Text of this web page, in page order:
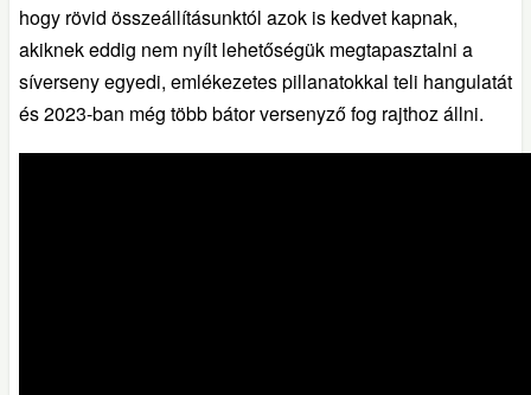
hogy rövid összeállításunktól azok is kedvet kapnak,
akiknek eddig nem nyílt lehetőségük megtapasztalni a
síverseny egyedi, emlékezetes pillanatokkal teli hangulatát
és 2023-ban még több bátor versenyző fog rajthoz állni.